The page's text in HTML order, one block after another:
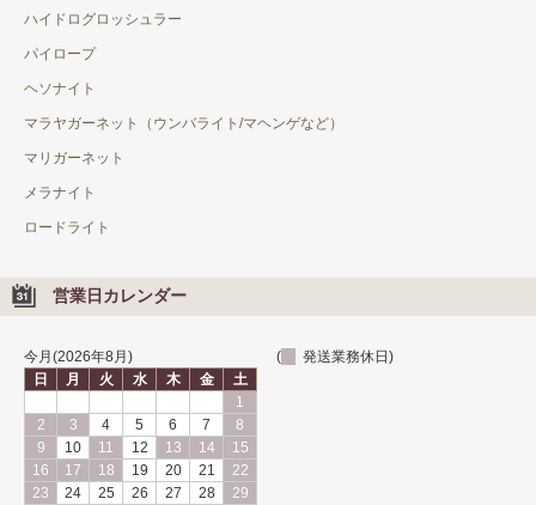
ハイドログロッシュラー
パイロープ
ヘソナイト
マラヤガーネット（ウンバライト/マヘンゲなど）
マリガーネット
メラナイト
ロードライト
営業日カレンダー
今月(2026年8月)
日
月 火 水 木 金
土
1
2
3 4 5 6 7
8
9
10 11 12 13 14
15
16
17 18 19 20 21
22
23
24 25 26 27 28
29
( 発送業務休日)